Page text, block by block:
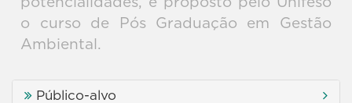
o curso de Pós Graduação em Gestão
Ambiental.
Público-alvo